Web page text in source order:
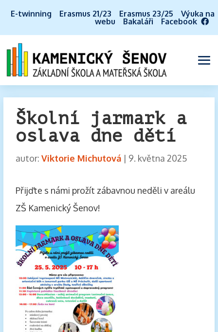
E-twinning Erasmus 21/23 Erasmus 23/25
Výuka na
webu
Bakaláři Facebook
Školní jarmark a
oslava dne dětí
autor: Viktorie Michutová| 9. května 2025
Přijďte s námi prožít zábavnou neděli v areálu
ZŠ Kamenický Šenov!